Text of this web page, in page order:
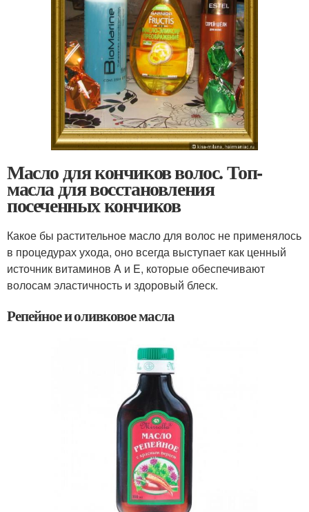
Масло для кончиков волос. Топ-
масла для восстановления
посеченных кончиков
Какое бы растительное масло для волос не применялось
в процедурах ухода, оно всегда выступает как ценный
источник витаминов A и E, которые обеспечивают
волосам эластичность и здоровый блеск.
Репейное и оливковое масла